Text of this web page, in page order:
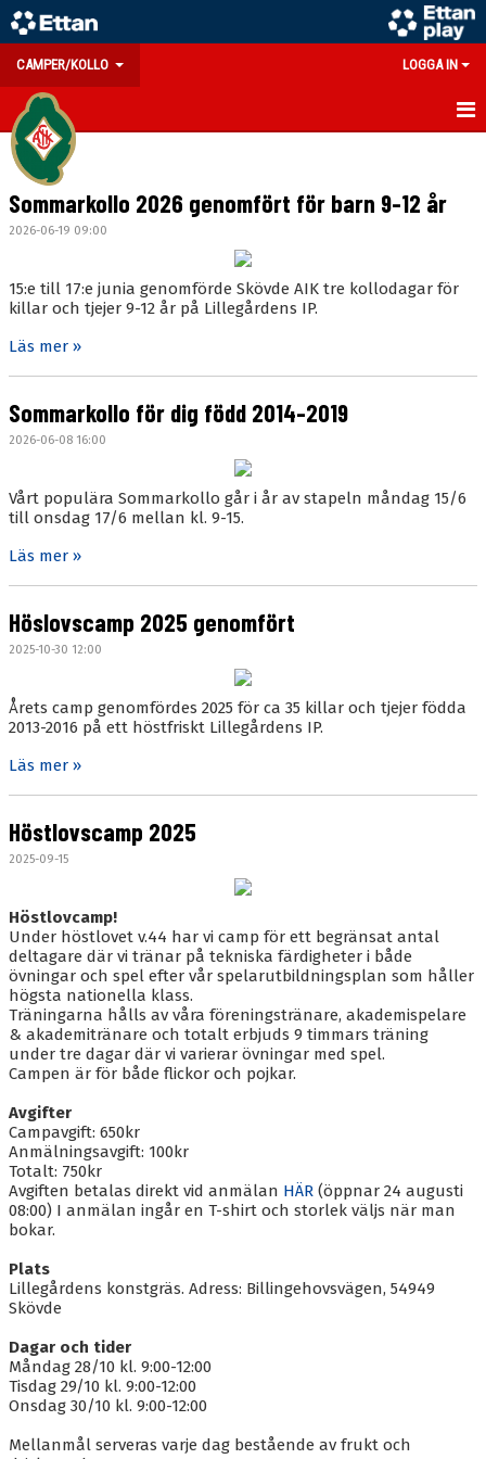
CAMPER/KOLLO LOGGA IN
NYHETER/INFO
BOKNINGSSIDA
KONTAKT
KALENDER
Sommarkollo 2026 genomfört för barn 9-12 år
2026-06-19 09:00
15:e till 17:e junia genomförde Skövde AIK tre kollodagar för
killar och tjejer 9-12 år på Lillegårdens IP.
Läs mer »
Sommarkollo för dig född 2014-2019
2026-06-08 16:00
Vårt populära Sommarkollo går i år av stapeln måndag 15/6
till onsdag 17/6 mellan kl. 9-15.
Läs mer »
Höslovscamp 2025 genomfört
2025-10-30 12:00
Årets camp genomfördes 2025 för ca 35 killar och tjejer födda
2013-2016 på ett höstfriskt Lillegårdens IP.
Läs mer »
Höstlovscamp 2025
2025-09-15
Höstlovcamp!
Under höstlovet v.44 har vi camp för ett begränsat antal
deltagare där vi tränar på tekniska färdigheter i både
övningar och spel efter vår spelarutbildningsplan som håller
högsta nationella klass.
Träningarna hålls av våra föreningstränare, akademispelare
& akademitränare och totalt erbjuds 9 timmars träning
under tre dagar där vi varierar övningar med spel.
Campen är för både flickor och pojkar.
Avgifter
Campavgift: 650kr
Anmälningsavgift: 100kr
Totalt: 750kr
Avgiften betalas direkt vid anmälan HÄR (öppnar 24 augusti
08:00) I anmälan ingår en T-shirt och storlek väljs när man
bokar.
Plats
Lillegårdens konstgräs. Adress: Billingehovsvägen, 54949
Skövde
Dagar och tider
Måndag 28/10 kl. 9:00-12:00
Tisdag 29/10 kl. 9:00-12:00
Onsdag 30/10 kl. 9:00-12:00
Mellanmål serveras varje dag bestående av frukt och